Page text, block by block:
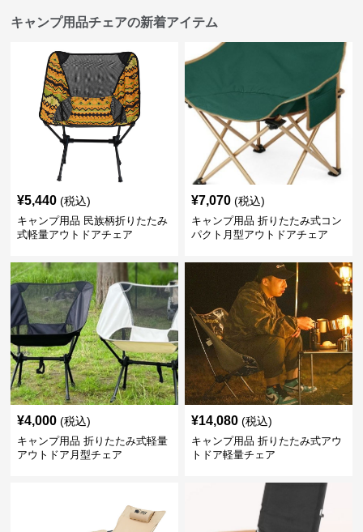
キャンプ用品チェアの新着アイテム
¥5,440 (税込)
キャンプ用品 民族柄折りたたみ
式軽量アウトドアチェア
¥7,070 (税込)
キャンプ用品 折りたたみ式コン
パクト月型アウトドアチェア
¥4,000 (税込)
キャンプ用品 折りたたみ式軽量
アウトドア月型チェア
¥14,080 (税込)
キャンプ用品 折りたたみ式アウ
トドア軽量チェア